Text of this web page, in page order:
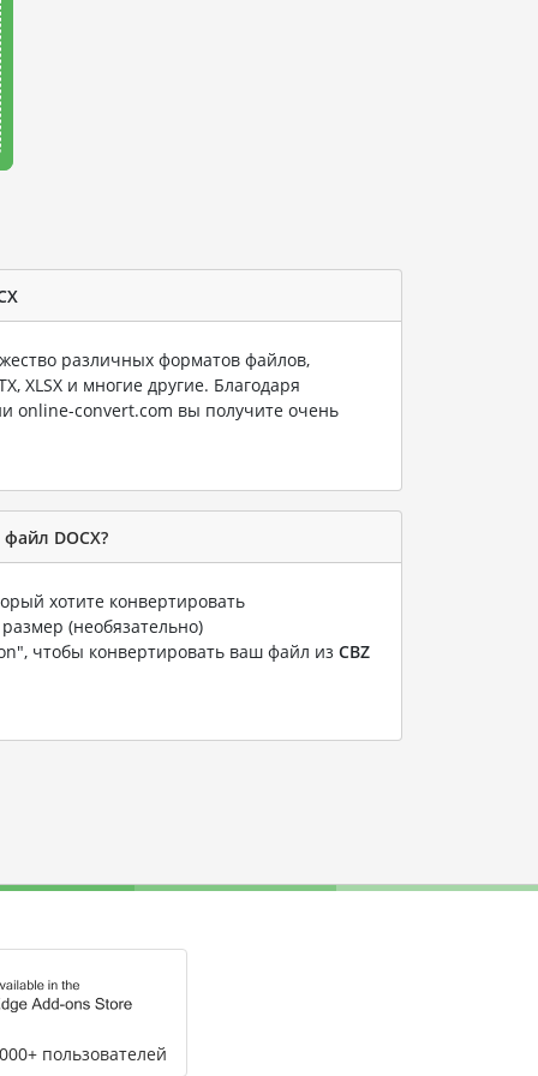
различных форматов файлов,
XLSX и многие другие. Благодаря
online-convert.com вы получите очень
DOCX?
хотите конвертировать
(необязательно)
чтобы конвертировать ваш файл из CBZ
пользователей